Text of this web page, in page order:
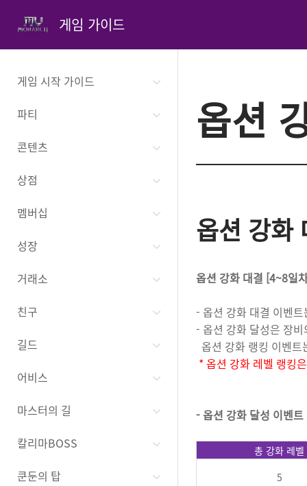
게임 가이드
게임 시작 가이드
파티
콘텐츠
상점
멤버십
성장
거래소
친구
길드
어비스
마스터의 길
칼리마BOSS
쿤둔의 탑
옵션
옵션 강화
옵션 강화 대결 [4~8일
- 옵션 강화 대결 이벤
- 옵션 강화 달성은 장
옵션 강화 랭킹 이벤
* 옵션 강화 레벨 랭킹
- 옵션 강화 달성 이벤트
총 강화 레벨
5